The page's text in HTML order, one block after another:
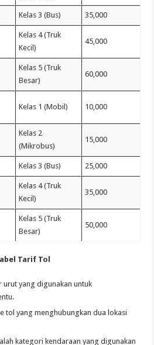
Kelas 3 (Bus) 35,000
Kelas 4 (Truk
Kecil)
45,000
Kelas 5 (Truk
Besar)
60,000
Kelas 1 (Mobil) 10,000
Kelas 2
(Mikrobus)
15,000
Kelas 3 (Bus) 25,000
Kelas 4 (Truk
Kecil)
35,000
Kelas 5 (Truk
Besar)
50,000
Tarif Tol
urut yang digunakan untuk
tol yang menghubungkan dua lokasi
kategori kendaraan yang digunakan